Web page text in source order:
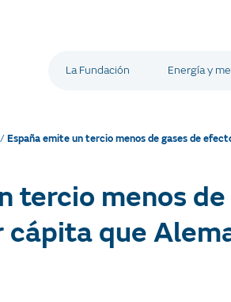
La Fundación Energía y
/España emite un tercio menos de gases de
tercio menos
cápita que